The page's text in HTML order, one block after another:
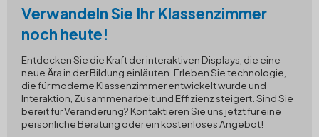
Verwandeln Sie Ihr Klassenzimmer
noch heute!
Entdecken Sie die Kraft der interaktiven Displays, die eine
neue Ära in der Bildung einläuten. Erleben Sie technologie,
die für moderne Klassenzimmer entwickelt wurde und
Interaktion, Zusammenarbeit und Effizienz steigert. Sind Sie
bereit für Veränderung? Kontaktieren Sie uns jetzt für eine
persönliche Beratung oder ein kostenloses Angebot!